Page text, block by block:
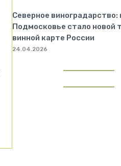
Северное виноградарство:
Подмосковье стало новой
винной карте России
24.04.2026